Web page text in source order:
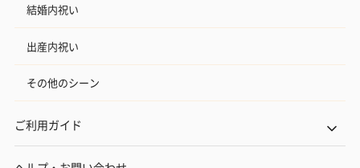
結婚内祝い
出産内祝い
その他のシーン
ご利用ガイド